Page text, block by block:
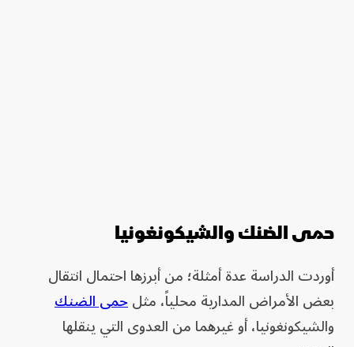
حمى الضنك والشيكونغونيا
أوردت الدراسة عدة أمثلة؛ من أبرزها احتمال انتقال
بعض الأمراض المدارية محلياً، مثلحمى الضنك
والشيكونغونيا، أو غيرهما من العدوى التي ينقلها